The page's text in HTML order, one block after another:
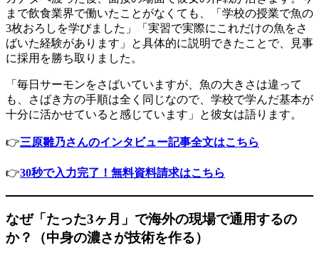
まで飲食業界で働いたことがなくても、「学校の授業で魚の
3枚おろしを学びました」「実習で実際にこれだけの魚をさ
ばいた経験があります」と具体的に説明できたことで、見事
に採用を勝ち取りました。
「毎日サーモンをさばいていますが、魚の大きさは違って
も、さばき方の手順は全く同じなので、学校で学んだ基本が
十分に活かせていると感じています」と彼女は語ります。
👉三原雛乃さんのインタビュー記事全文はこちら
👉30秒で入力完了！無料資料請求はこちら
なぜ「たった3ヶ月」で海外の現場で通用するの
か？（中身の濃さが技術を作る）